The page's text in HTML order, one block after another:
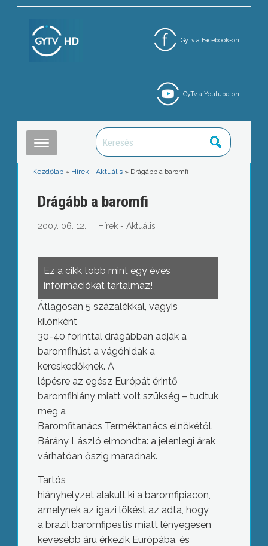
GyTv a Facebook-on
GyTv a Youtube-on
Kezdőlap » Hírek - Aktuális » Drágább a baromfi
Drágább a baromfi
2007. 06. 12. Hírek - Aktuális
Ez a cikk több mint egy éves
információkat tartalmaz!
Átlagosan 5 százalékkal, vagyis
kilónként
30-40 forinttal drágábban adják a
baromfihúst a vágóhidak a
kereskedőknek. A
lépésre az egész Európát érintő
baromfihiány miatt volt szükség – tudtuk
meg a
Baromfitanács Terméktanács elnökétől.
Bárány László elmondta: a jelenlegi árak
várhatóan őszig maradnak.
Tartós
hiányhelyzet alakult ki a baromfipiacon,
amelynek az igazi lökést az adta, hogy
a brazil baromfipestis miatt lényegesen
kevesebb áru érkezik Európába, és